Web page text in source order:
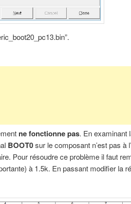
ne fonctionne pas. En examinant
BOOT0sur le composant n’est pas à
Pour résoudre ce problème il faut
à 1.5k. En passant modifier la